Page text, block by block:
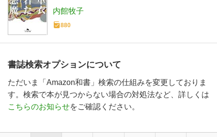
内館牧子
880
書誌検索オプションについて
ただいま「Amazon和書」検索の仕組みを変更しておりま
す。検索で本が見つからない場合の対処法など、詳しくは
こちらのお知らせをご確認ください。